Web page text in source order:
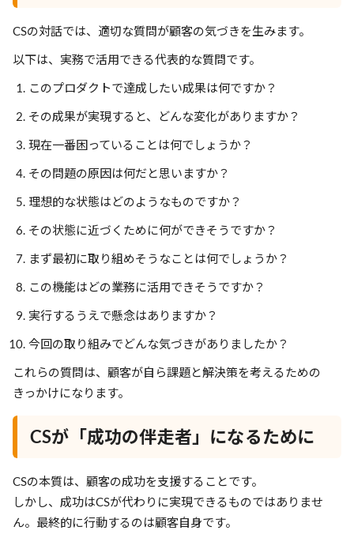
CSの対話では、適切な質問が顧客の気づきを生みます。
以下は、実務で活用できる代表的な質問です。
このプロダクトで達成したい成果は何ですか？
その成果が実現すると、どんな変化がありますか？
現在一番困っていることは何でしょうか？
その問題の原因は何だと思いますか？
理想的な状態はどのようなものですか？
その状態に近づくために何ができそうですか？
まず最初に取り組めそうなことは何でしょうか？
この機能はどの業務に活用できそうですか？
実行するうえで懸念はありますか？
今回の取り組みでどんな気づきがありましたか？
これらの質問は、顧客が自ら課題と解決策を考えるための
きっかけになります。
CSが「成功の伴走者」になるために
CSの本質は、顧客の成功を支援することです。
しかし、成功はCSが代わりに実現できるものではありませ
ん。最終的に行動するのは顧客自身です。